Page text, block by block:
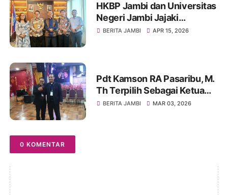
HKBP Jambi dan Universitas
Negeri Jambi Jajaki
Kolaborasi Strategis
BERITA JAMBI APR 15, 2026
Pdt Kamson RA Pasaribu, M.
Th Terpilih Sebagai Ketua
Umum PGIW Jambi Periode
BERITA JAMBI MAR 03, 2026
0 KOMENTAR